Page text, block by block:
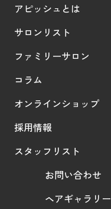
アピッシュとは
サロンリスト
ファミリーサロン
コラム
オンラインショップ
採用情報
スタッフリスト
お問い合わせ
ヘアギャラリー